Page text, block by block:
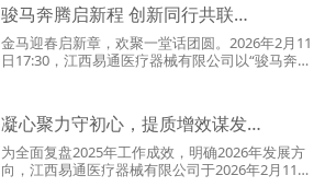
骏马奔腾启新程 创新同行共联…
金马迎春启新章，欢聚一堂话团圆。2026年2月11
日17:30，江西易通医疗器械有限公司以“骏马奔
凝心聚力守初心，提质增效谋发…
为全面复盘2025年工作成效，明确2026年发展方
向，江西易通医疗器械有限公司于2026年2月11日